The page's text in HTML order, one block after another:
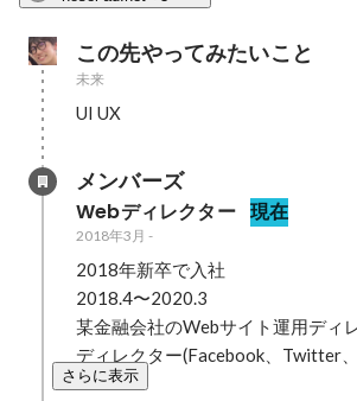
この先やってみたいこと
未来
UI UX
メンバーズ
Webディレクター 現在
2018年3月 -
2018年新卒で入社
2018.4〜2020.3
某金融会社のWebサイト運用ディ
ディレクター(Facebook、Twitter
さらに表示